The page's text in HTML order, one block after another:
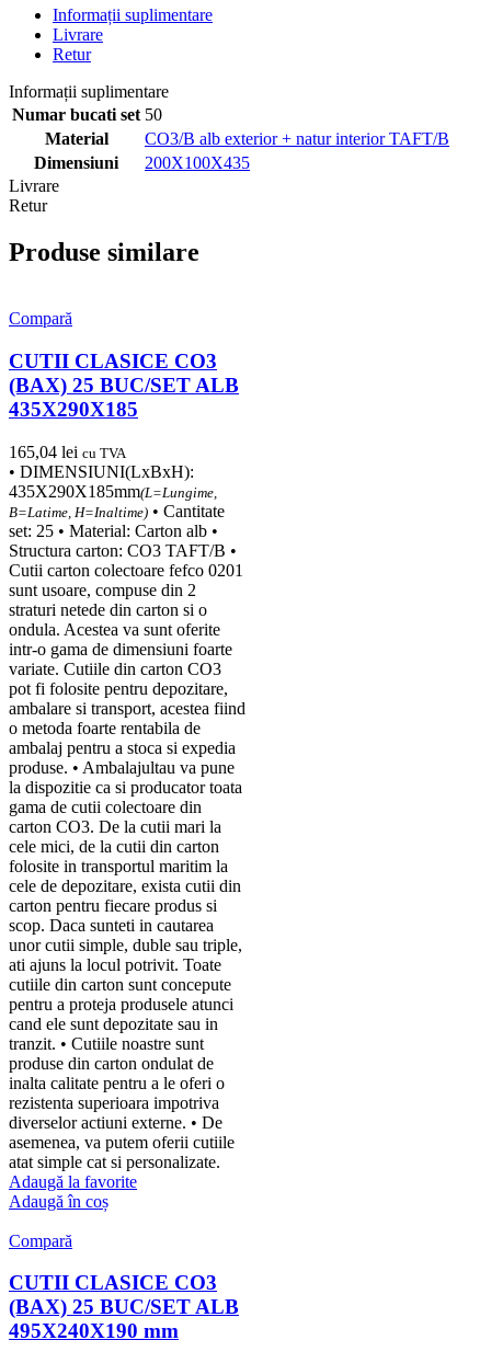
Informații suplimentare
Livrare
Retur
Informații suplimentare
Numar bucati set 50
Material
CO3/B alb exterior + natur interior TAFT/B
Dimensiuni
200X100X435
Livrare
Retur
Produse similare
Compară
CUTII CLASICE CO3
(BAX) 25 BUC/SET ALB
435X290X185
165,04 lei cu TVA
• DIMENSIUNI(LxBxH):
435X290X185mm(L=Lungime,
B=Latime, H=Inaltime) • Cantitate
set: 25 • Material: Carton alb •
Structura carton: CO3 TAFT/B •
Cutii carton colectoare fefco 0201
sunt usoare, compuse din 2
straturi netede din carton si o
ondula. Acestea va sunt oferite
intr-o gama de dimensiuni foarte
variate. Cutiile din carton CO3
pot fi folosite pentru depozitare,
ambalare si transport, acestea fiind
o metoda foarte rentabila de
ambalaj pentru a stoca si expedia
produse. • Ambalajultau va pune
la dispozitie ca si producator toata
gama de cutii colectoare din
carton CO3. De la cutii mari la
cele mici, de la cutii din carton
folosite in transportul maritim la
cele de depozitare, exista cutii din
carton pentru fiecare produs si
scop. Daca sunteti in cautarea
unor cutii simple, duble sau triple,
ati ajuns la locul potrivit. Toate
cutiile din carton sunt concepute
pentru a proteja produsele atunci
cand ele sunt depozitate sau in
tranzit. • Cutiile noastre sunt
produse din carton ondulat de
inalta calitate pentru a le oferi o
rezistenta superioara impotriva
diverselor actiuni externe. • De
asemenea, va putem oferii cutiile
atat simple cat si personalizate.
Adaugă la favorite
Adaugă în coș
Compară
CUTII CLASICE CO3
(BAX) 25 BUC/SET ALB
495X240X190 mm